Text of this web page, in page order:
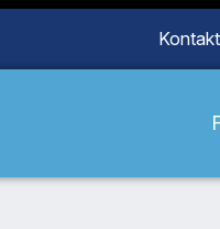
Kontakt